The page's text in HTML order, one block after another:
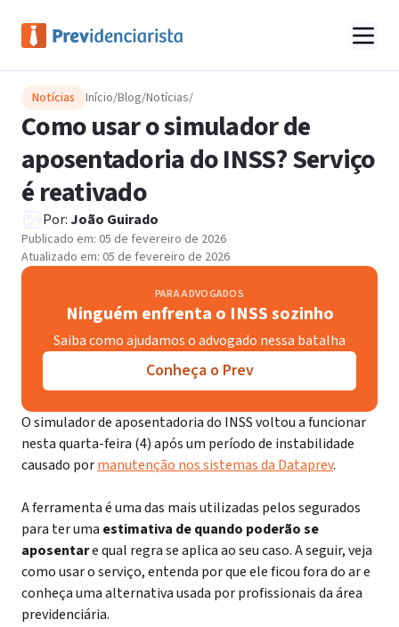
Notícias Início/Blog/Notícias/
Como usar o simulador de
aposentadoria do INSS? Serviço
é reativado
Por: João Guirado
Publicado em: 05 de fevereiro de 2026
Atualizado em: 05 de fevereiro de 2026
PARA ADVOGADOS
Ninguém enfrenta o INSS sozinho
Saiba como ajudamos o advogado nessa batalha
Conheça o Prev
O simulador de aposentadoria do INSS voltou a funcionar
nesta quarta-feira (4) após um período de instabilidade
causado pormanutenção nos sistemas da Dataprev.
A ferramenta é uma das mais utilizadas pelos segurados
para ter uma estimativa de quando poderão se
aposentare qual regra se aplica ao seu caso. A seguir, veja
como usar o serviço, entenda por que ele ficou fora do ar e
conheça uma alternativa usada por profissionais da área
previdenciária.